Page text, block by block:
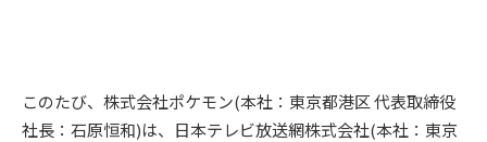
このたび、株式会社ポケモン(本社：東京都港区 代表取締役
社長：石原恒和)は、日本テレビ放送網株式会社(本社：東京